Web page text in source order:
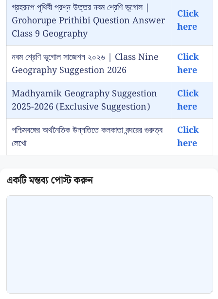
গ্রহরূপে পৃথিবী প্রশ্ন উত্তর নবম শ্রেণি ভূগোল |
Grohorupe Prithibi Question Answer
Class 9 Geography
Click
here
নবম শ্রেণি ভূগোল সাজেশন ২০২৬ | Class Nine
Geography Suggestion 2026
Click
here
Madhyamik Geography Suggestion
2025-2026 (Exclusive Suggestion)
Click
here
পশ্চিমবঙ্গের অর্থনৈতিক উন্নতিতে কলকাতা বন্দরের গুরুত্ব
লেখো
Click
here
Comment